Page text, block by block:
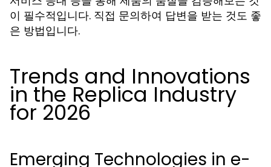
이 필수적입니다. 직접 문의하여 답변을 받는 것도 좋
은 방법입니다.
Trends and Innovations
in the Replica Industry
for 2026
Emerging Technologies in e-